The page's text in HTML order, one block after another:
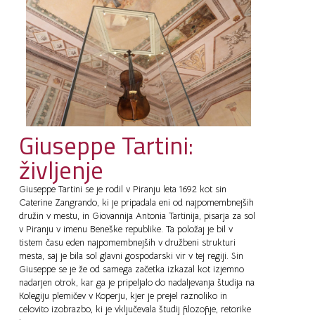
Giuseppe Tartini:
življenje
Giuseppe Tartini se je rodil v Piranju leta 1692 kot sin
Caterine Zangrando, ki je pripadala eni od najpomembnejših
družin v mestu, in Giovannija Antonia Tartinija, pisarja za sol
v Piranju v imenu Beneške republike. Ta položaj je bil v
tistem času eden najpomembnejših v družbeni strukturi
mesta, saj je bila sol glavni gospodarski vir v tej regiji. Sin
Giuseppe se je že od samega začetka izkazal kot izjemno
nadarjen otrok, kar ga je pripeljalo do nadaljevanja študija na
Kolegiju plemičev v Koperju, kjer je prejel raznoliko in
celovito izobrazbo, ki je vključevala študij filozofije, retorike